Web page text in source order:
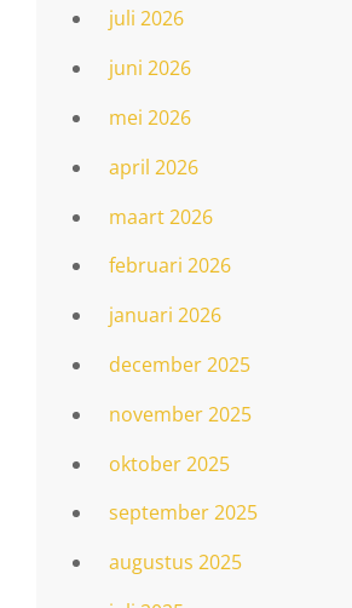
juli 2026
juni 2026
mei 2026
april 2026
maart 2026
februari 2026
januari 2026
december 2025
november 2025
oktober 2025
september 2025
augustus 2025